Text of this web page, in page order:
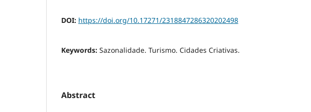
DOI: https://doi.org/10.17271/2318847286320202498
Keywords: Sazonalidade. Turismo. Cidades Criativas.
Abstract